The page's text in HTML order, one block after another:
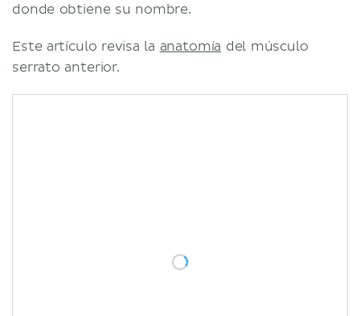
donde obtiene su nombre.
Este artículo revisa la anatomía del músculo
serrato anterior.